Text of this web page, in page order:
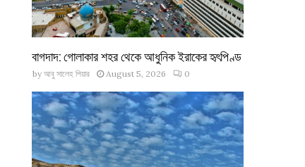
বাগদাদ: গোলাকার শহর থেকে আধুনিক ইরাকের হৃৎপিণ্ড
by আবু সালেহ পিয়ার August 5, 2026 0